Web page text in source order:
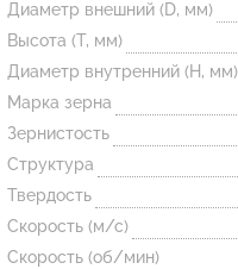
Огнеупорные
изделия
Скачать каталог
Тигель
Муфель
Черпак
Диаметр внешний (D, мм)
Высота (T, мм)
Диаметр внутренний (H, мм)
Марка зерна
Зернистость
Структура
Твердость
Скорость (м/с)
Скорость (об/мин)